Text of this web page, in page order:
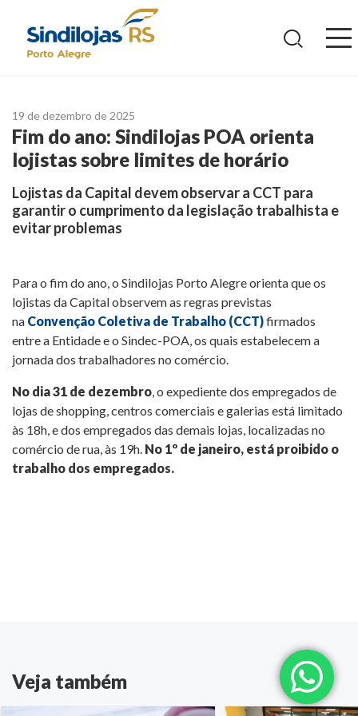
19 de dezembro de 2025
Fim do ano: Sindilojas POA orienta
lojistas sobre limites de horário
Lojistas da Capital devem observar a CCT para
garantir o cumprimento da legislação trabalhista e
evitar problemas
Para o fim do ano, o Sindilojas Porto Alegre orienta que os
lojistas da Capital observem as regras previstas
na Convenção Coletiva de Trabalho (CCT)firmados
entre a Entidade e o Sindec-POA, os quais estabelecem a
jornada dos trabalhadores no comércio.
No dia 31 de dezembro, o expediente dos empregados de
lojas de shopping, centros comerciais e galerias está limitado
às 18h, e dos empregados das demais lojas, localizadas no
comércio de rua, às 19h. No 1º de janeiro, está proibido o
trabalho dos empregados.
Veja também